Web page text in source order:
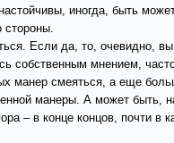
иногда, быть
стороны.
Если да, то, очевидно,
собственным мнением,
манер смеяться, а еще
манеры. А может быть,
– в конце концов, почти в